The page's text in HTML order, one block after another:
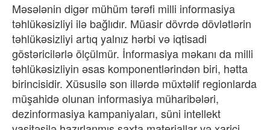
Məsələnin digər mühüm tərəfi milli informasiya
təhlükəsizliyi ilə bağlıdır. Müasir dövrdə dövlətlərin
təhlükəsizliyi artıq yalnız hərbi və iqtisadi
göstəricilərlə ölçülmür. İnformasiya məkanı da milli
təhlükəsizliyin əsas komponentlərindən biri, hətta
birincisidir. Xüsusilə son illərdə müxtəlif regionlarda
müşahidə olunan informasiya müharibələri,
dezinformasiya kampaniyaları, süni intellekt